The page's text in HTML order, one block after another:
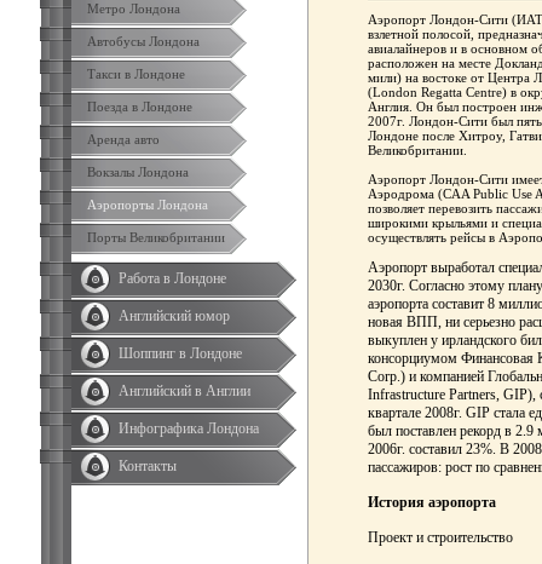
Метро Лондона
Автобусы Лондона
Такси в Лондоне
Поезда в Лондоне
Аренда авто
Вокзалы Лондона
Аэропорты Лондона
Порты Великобритании
Работа в Лондоне
Английский юмор
Шоппинг в Лондоне
Английский в Англии
Инфографика Лондона
Контакты
Аэропорт Лондон-Сити
взлетной полосой,
авиалайнеров и в основном
расположен на месте
мили) на востоке от Центра
(London Regatta Centre) в
Англия. Он был построен
2007г. Лондон-Сити был
Лондоне после Хитроу,
Великобритании.
Аэропорт Лондон-Сити
Аэродрома (CAA Public Use
позволяет перевозить
широкими крыльями и
осуществлять рейсы в
Аэропорт выработал
2030г. Согласно этому
аэропорта составит 8
новая ВПП, ни серьезно
выкуплен у ирландского
консорциумом Финансовая
Corp.) и компанией
Infrastructure Partners, GIP),
квартале 2008г. GIP стала
был поставлен рекорд в 2.9
2006г. составил 23%. В
пассажиров: рост по
История аэропорта
Проект и строительство